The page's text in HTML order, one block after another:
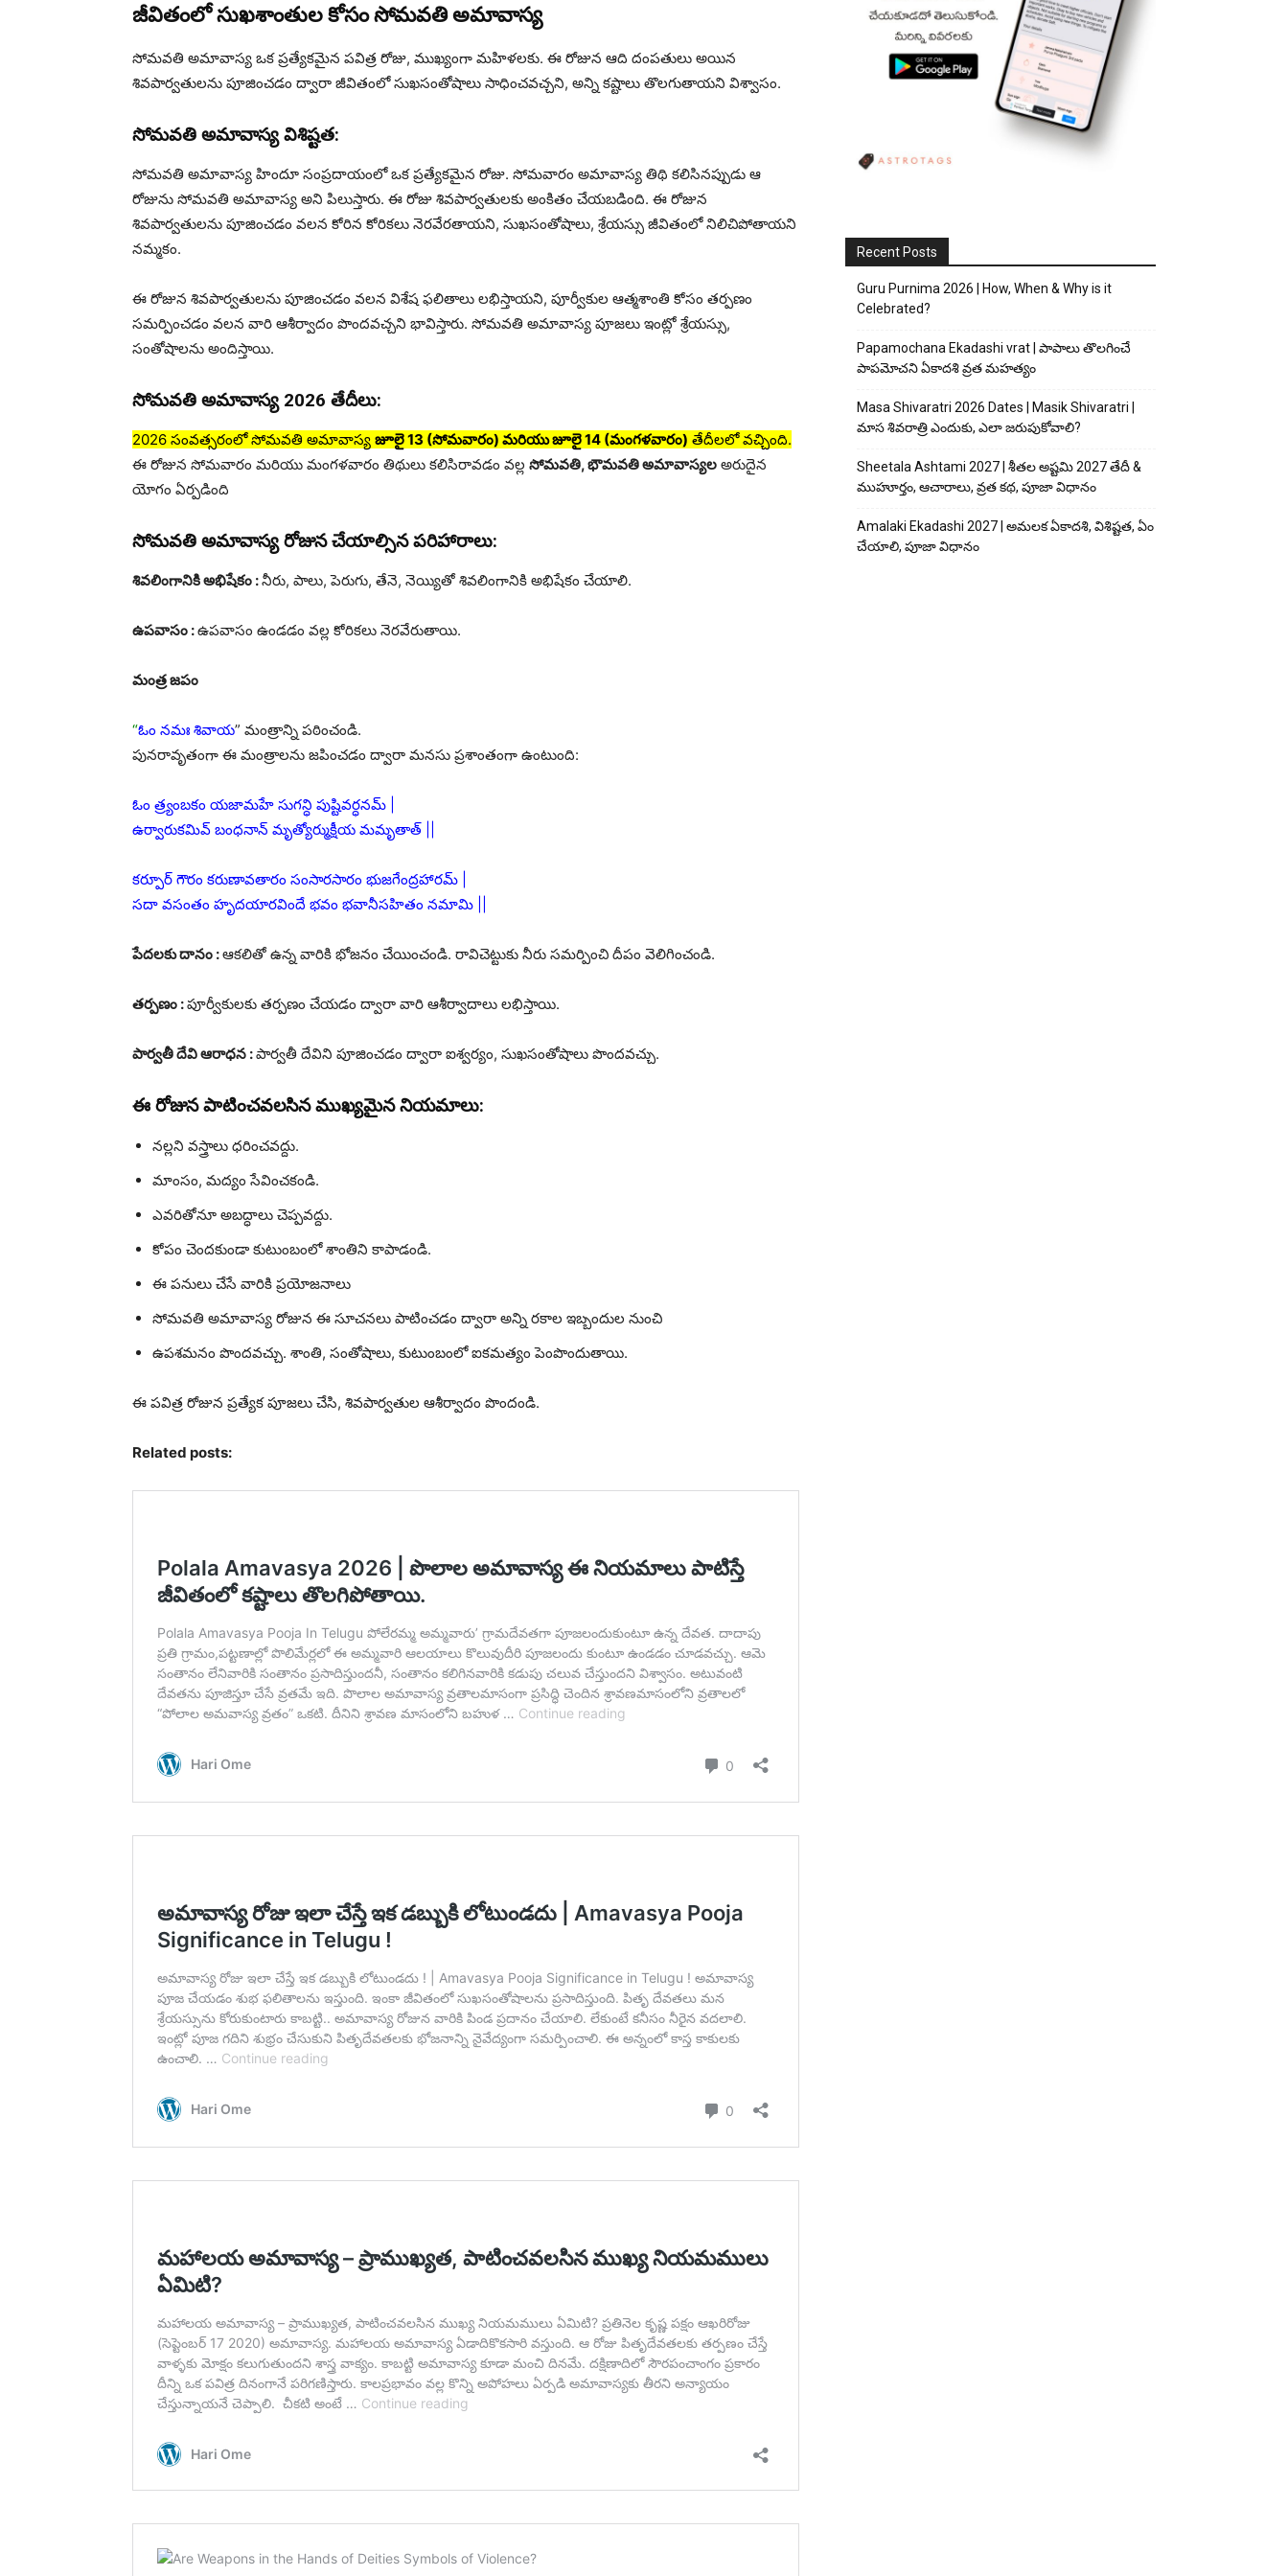
జీవితంలో సుఖశాంతుల కోసం సోమవతి అమావాస్య
సోమవతి అమావాస్య ఒక ప్రత్యేకమైన పవిత్ర రోజు, ముఖ్యంగా మహిళలకు. ఈ రోజున ఆది దంపతులు అయిన
శివపార్వతులను పూజించడం ద్వారా జీవితంలో సుఖసంతోషాలు సాధించవచ్చని, అన్ని కష్టాలు తొలగుతాయని విశ్వాసం.
సోమవతి అమావాస్య విశిష్టత:
సోమవతి అమావాస్య హిందూ సంప్రదాయంలో ఒక ప్రత్యేకమైన రోజు. సోమవారం అమావాస్య తిథి కలిసినప్పుడు ఆ
రోజును సోమవతి అమావాస్య అని పిలుస్తారు. ఈ రోజు శివపార్వతులకు అంకితం చేయబడింది. ఈ రోజున
శివపార్వతులను పూజించడం వలన కోరిన కోరికలు నెరవేరతాయని, సుఖసంతోషాలు, శ్రేయస్సు జీవితంలో నిలిచిపోతాయని
నమ్మకం.
ఈ రోజున శివపార్వతులను పూజించడం వలన విశేష ఫలితాలు లభిస్తాయని, పూర్వీకుల ఆత్మశాంతి కోసం తర్పణం
సమర్పించడం వలన వారి ఆశీర్వాదం పొందవచ్చని భావిస్తారు. సోమవతి అమావాస్య పూజలు ఇంట్లో శ్రేయస్సు,
సంతోషాలను అందిస్తాయి.
సోమవతి అమావాస్య 2026 తేదీలు:
2026 సంవత్సరంలో సోమవతి అమావాస్య జూలై 13 (సోమవారం) మరియు జూలై 14 (మంగళవారం) తేదీలలో వచ్చింది.
ఈ రోజున సోమవారం మరియు మంగళవారం తిథులు కలిసిరావడం వల్ల సోమవతి, భౌమవతి అమావాస్యల అరుదైన
యోగం ఏర్పడింది
సోమవతి అమావాస్య రోజున చేయాల్సిన పరిహారాలు:
శివలింగానికి అభిషేకం :నీరు, పాలు, పెరుగు, తేనె, నెయ్యితో శివలింగానికి అభిషేకం చేయాలి.
ఉపవాసం :ఉపవాసం ఉండడం వల్ల కోరికలు నెరవేరుతాయి.
మంత్ర జపం
“ఓం నమః శివాయ” మంత్రాన్ని పఠించండి.
పునరావృతంగా ఈ మంత్రాలను జపించడం ద్వారా మనసు ప్రశాంతంగా ఉంటుంది:
ఓం త్ర్యంబకం యజామహే సుగన్ధి పుష్టివర్ధనమ్ |
ఉర్వారుకమివ్ బంధనాన్ మృత్యోర్ముక్షీయ మమృతాత్ ||
కర్పూర్ గౌరం కరుణావతారం సంసారసారం భుజగేంద్రహారమ్ |
సదా వసంతం హృదయారవిందే భవం భవానీసహితం నమామి ||
పేదలకు దానం :ఆకలితో ఉన్న వారికి భోజనం చేయించండి. రావిచెట్టుకు నీరు సమర్పించి దీపం వెలిగించండి.
తర్పణం :పూర్వీకులకు తర్పణం చేయడం ద్వారా వారి ఆశీర్వాదాలు లభిస్తాయి.
పార్వతీ దేవి ఆరాధన :పార్వతీ దేవిని పూజించడం ద్వారా ఐశ్వర్యం, సుఖసంతోషాలు పొందవచ్చు.
ఈ రోజున పాటించవలసిన ముఖ్యమైన నియమాలు:
నల్లని వస్త్రాలు ధరించవద్దు.
మాంసం, మద్యం సేవించకండి.
ఎవరితోనూ అబద్ధాలు చెప్పవద్దు.
కోపం చెందకుండా కుటుంబంలో శాంతిని కాపాడండి.
ఈ పనులు చేసే వారికి ప్రయోజనాలు
సోమవతి అమావాస్య రోజున ఈ సూచనలు పాటించడం ద్వారా అన్ని రకాల ఇబ్బందుల నుంచి
ఉపశమనం పొందవచ్చు. శాంతి, సంతోషాలు, కుటుంబంలో ఐకమత్యం పెంపొందుతాయి.
ఈ పవిత్ర రోజున ప్రత్యేక పూజలు చేసి, శివపార్వతుల ఆశీర్వాదం పొందండి.
Related posts:
Recent Posts
Guru Purnima 2026 | How, When & Why is it
Celebrated?
Papamochana Ekadashi vrat | పాపాలు తొలగించే
పాపమోచని ఏకాదశి వ్రత మహత్యం
Masa Shivaratri 2026 Dates | Masik Shivaratri |
మాస శివరాత్రి ఎందుకు, ఎలా జరుపుకోవాలి?
Sheetala Ashtami 2027 | శీతల అష్టమి 2027 తేదీ &
ముహూర్తం, ఆచారాలు, వ్రత కథ, పూజా విధానం
Amalaki Ekadashi 2027 | అమలక ఏకాదశి, విశిష్టత, ఏం
చేయాలి, పూజా విధానం